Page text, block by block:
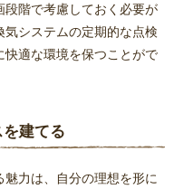
段階で考慮しておく必要が
システムの定期的な点検
快適な環境を保つことがで
建てる
力は、自分の理想を形に